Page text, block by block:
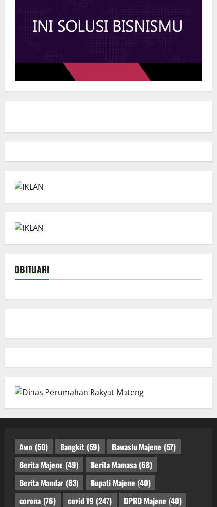
OBITUARI
Awo (50) Bangkit (59) Bawaslu Majene (57)
Berita Majene (49) Berita Mamasa (68)
Berita Mandar (83) Bupati Majene (40)
corona (76) covid 19 (247) DPRD Majene (40)